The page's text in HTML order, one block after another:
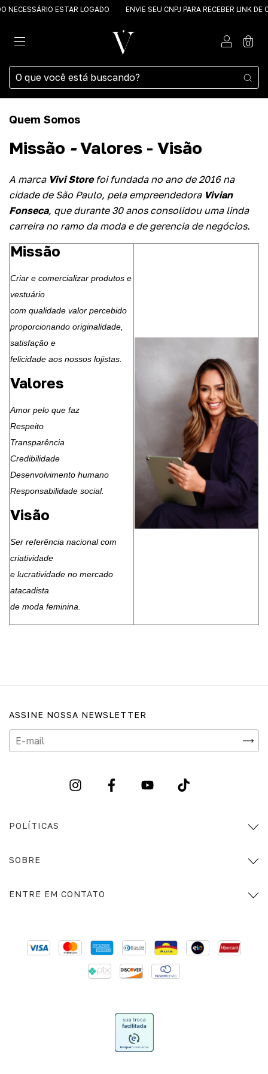
ESTAR LOGADO ENVIE SEU CNPJ PARA RECEBER LINK DE
0
Quem Somos
Missão -Valores - Visão
A marca Vivi Storefoi fundada no ano de 2016 na
cidade de São Paulo, pela empreendedora Vivian
Fonseca, que durante 30 anos consolidou uma linda
carreira no ramo da moda e de gerencia de negócios.
Missão
Criar e comercializar produtos e
vestuário
com qualidade valor percebido
proporcionando originalidade,
satisfação e
felicidade aos nossos lojistas.
Valores
Amor pelo que faz
Respeito
Transparência
Credibilidade
Desenvolvimento humano
Responsabilidade social.
Visão
Ser referência nacional com
criatividade
e lucratividade no mercado
atacadista
de moda feminina.
ASSINE NOSSA NEWSLETTER
POLÍTICAS
SOBRE
ENTRE EM CONTATO